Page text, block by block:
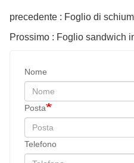
Nome
Posta
Telefono